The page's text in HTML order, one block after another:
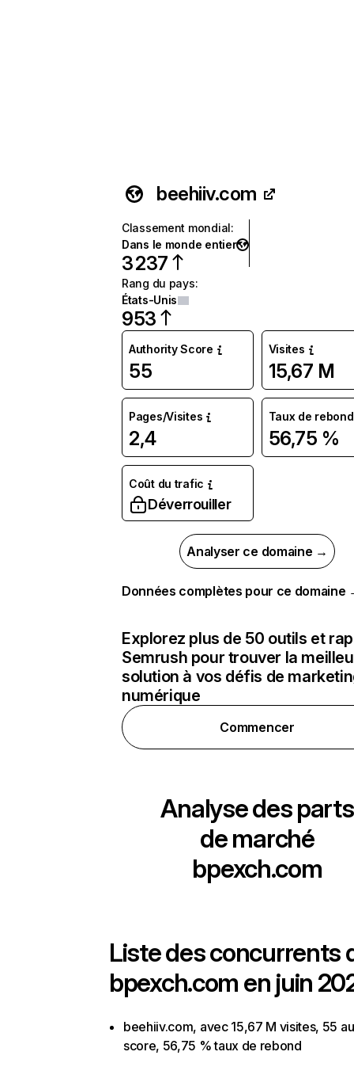
beehiiv.com
Classement mondial:
Dans le monde entier
3 237
Rang du pays:
États-Unis
953
Authority Score
55
Visites
15,67 M
Pages/Visites
2,4
Taux de rebond
56,75 %
Coût du trafic
Déverrouiller
Analyser ce domaine →
Données complètes pour ce domaine
Explorez plus de 50 outils et
Semrush pour trouver la
solution à vos défis de
numérique
Commencer
Analyse des parts
de marché
bpexch.com
Liste des concurrents
bpexch.com en juin
beehiiv.com, avec 15,67 M visites, 55
score, 56,75 % taux de rebond